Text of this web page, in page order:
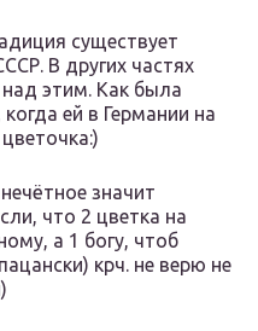
существует
В других частях
этим. Как была
ей в Германии на
значит
что 2 цветка на
а 1 богу, чтоб
крч. не верю не